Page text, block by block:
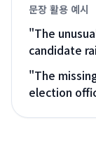
문장 활용 예시
"The
candidate
"The
election